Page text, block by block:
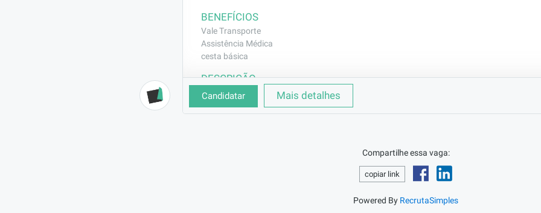
BENEFÍCIOS
Vale Transporte
Assistência Médica
cesta básica
DESCRIÇÃO
Limpeza em geral
REQUISITOS
Candidatar Mais detalhes
Compartilhe essa vaga:
copiar link
Powered By RecrutaSimples